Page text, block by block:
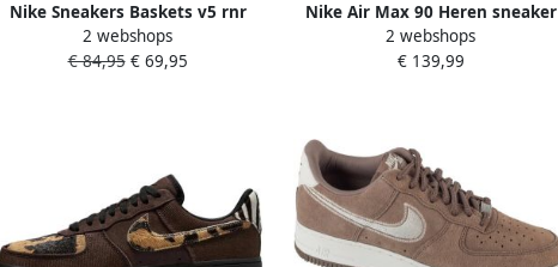
Nike Sneakers Baskets v5 rnr
maille respirante
2 webshops
€ 84,95€ 69,95
Nike Air Max 90 Heren sneaker
Essential+ Sneakers Heren
2 webshops
€ 139,99